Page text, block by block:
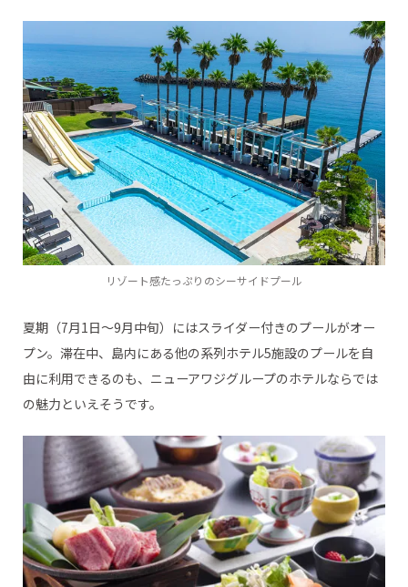
リゾート感たっぷりのシーサイドプール
夏期（7月1日～9月中旬）にはスライダー付きのプールがオー
プン。滞在中、島内にある他の系列ホテル5施設のプールを自
由に利用できるのも、ニューアワジグループのホテルならでは
の魅力といえそうです。